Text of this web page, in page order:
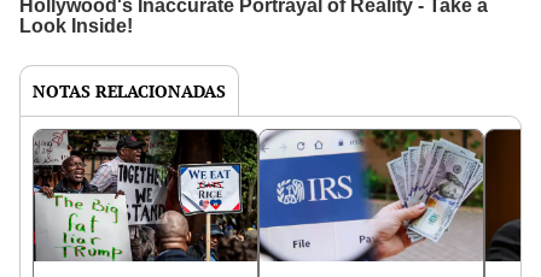
NOTAS RELACIONADAS